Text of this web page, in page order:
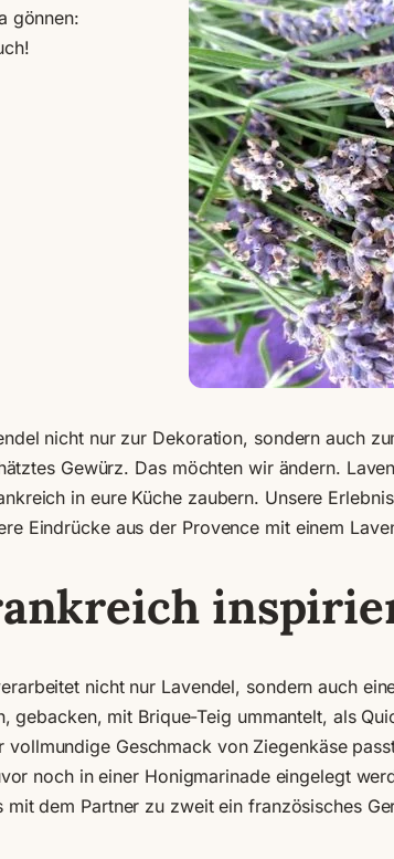
gönnen:
nicht nur zur Dekoration, sondern auch
Gewürz. Das möchten wir ändern.
in eure Küche zaubern. Unsere
Eindrücke aus der Provence mit einem
nicht nur Lavendel, sondern auch
mit Brique-Teig ummantelt, als
vollmundige Geschmack von Ziegenkäse
noch in einer Honigmarinade eingelegt
dem Partner zu zweit ein französisches